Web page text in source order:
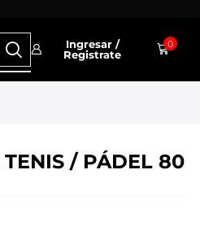
Ingresar /
Registrate
0
TENIS / PÁDEL 80